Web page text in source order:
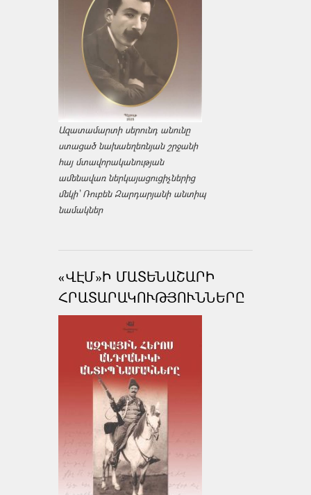
Ազատամարտի սերունդ անունը
ստացած նախաեղեռնյան շրջանի
հայ մտավորականության
ամենավառ ներկայացուցիչներից
մեկի՝ Ռուբեն Զարդարյանի անտիպ
նամակներ
«ՎԷՄ»Ի ՄԱՏԵՆԱՇԱՐԻ
ՀՐԱՏԱՐԱԿՈՒԹՅՈՒՆՆԵՐԸ